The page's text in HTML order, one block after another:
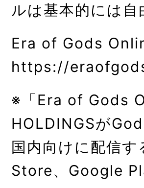
ルは基本的には自
Era of Gods
https://
※「Era of Gods
HOLDINGSが
国内向けに配信
Store、Google